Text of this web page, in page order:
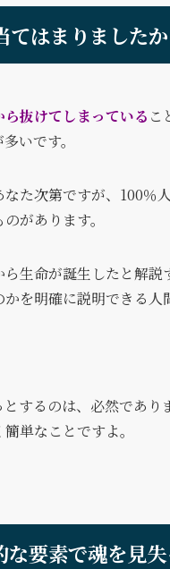
てはまりました
抜けてしまっている こ
いです。
た次第ですが、100％
があります。
生命が誕生したと解
を明確に説明できる
するのは、必然であ
単なことですよ。
な要素で魂を見